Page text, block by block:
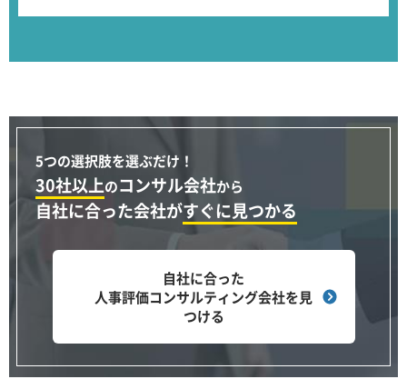
5つの選択肢を選ぶだけ！
30社以上のコンサル会社から
自社に合った会社がすぐに見つかる
自社に合った
人事評価コンサルティング会社を見
つける